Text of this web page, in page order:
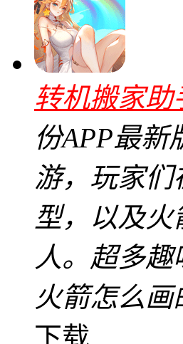
转机搬家助
份APP最
游，玩家
型，以及
人。超多
火箭怎么
下载